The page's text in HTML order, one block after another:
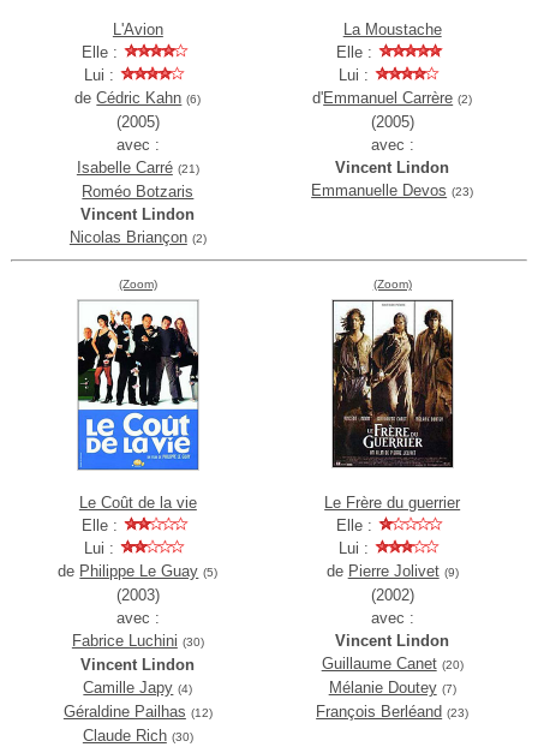
L'Avion
Elle :
Lui :
deCédric Kahn (6)
(2005)
avec :
Isabelle Carré (21)
Roméo Botzaris
Vincent Lindon
Nicolas Briançon (2)
La Moustache
Elle :
Lui :
d'Emmanuel Carrère (2)
(2005)
avec :
Vincent Lindon
Emmanuelle Devos (23)
(Zoom)
Le Coût de la vie
Elle :
Lui :
de Philippe Le Guay (5)
(2003)
avec :
Fabrice Luchini (30)
Vincent Lindon
Camille Japy (4)
Géraldine Pailhas (12)
Claude Rich (30)
(Zoom)
Le Frère du guerrier
Elle :
Lui :
de Pierre Jolivet (9)
(2002)
avec :
Vincent Lindon
Guillaume Canet (20)
Mélanie Doutey (7)
François Berléand (23)